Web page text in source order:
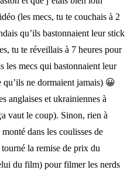
(les mecs, tu te couchais à 2
qu’ils bastonnaient leur stick
tu te réveillais à 7 heures pour
les mecs qui bastonnaient leur
ne dormaient jamais) 😀
anglaises et ukrainiennes à
vaut le coup). Sinon, rien à
dans les coulisses de
la remise de prix du
du film) pour filmer les nerds